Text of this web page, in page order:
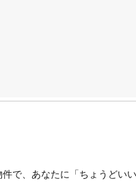
で、あなたに「ちょうどい